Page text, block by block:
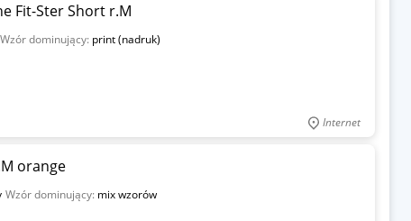
Fit-Ster Short r.M
Wzór dominujący: print (nadruk)
Internet
orange
Wzór dominujący: mix wzorów